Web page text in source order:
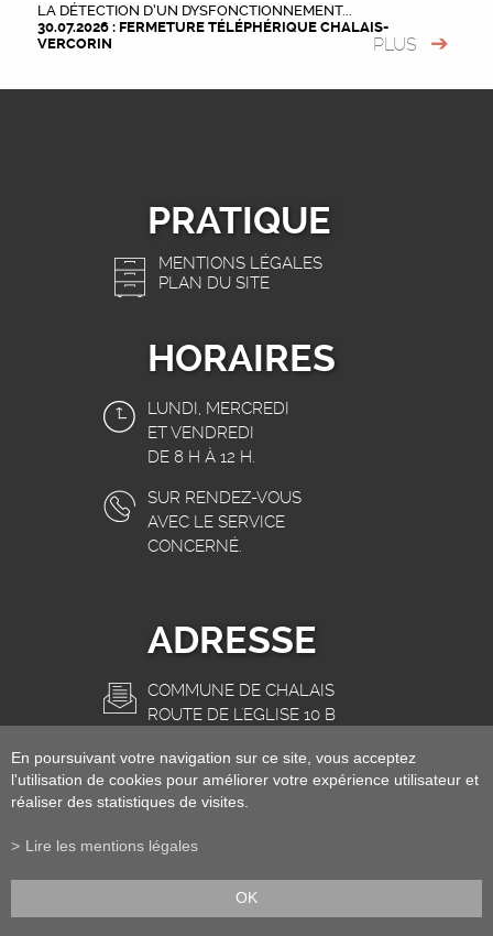
LA DÉTECTION D’UN DYSFONCTIONNEMENT...
30.07.2026 : FERMETURE TÉLÉPHÉRIQUE CHALAIS-
VERCORIN
PLUS
PRATIQUE
MENTIONS LÉGALES
PLAN DU SITE
HORAIRES
LUNDI, MERCREDI
ET VENDREDI
DE 8 H À 12 H.
SUR RENDEZ-VOUS
AVEC LE SERVICE
CONCERNÉ.
ADRESSE
COMMUNE DE CHALAIS
ROUTE DE L'EGLISE 10 B
INFO@CHALAIS.CH
En poursuivant votre navigation sur ce site, vous acceptez
l'utilisation de cookies pour améliorer votre expérience utilisateur et
réaliser des statistiques de visites.
Lire les mentions légales
OK